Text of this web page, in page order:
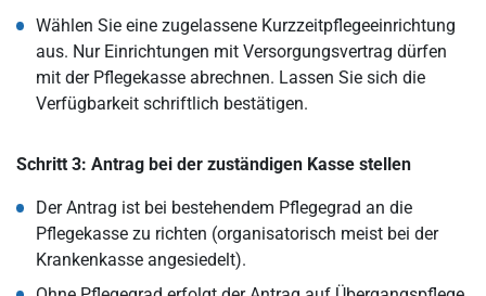
Wählen Sie eine zugelassene Kurzzeitpflegeeinrichtung
aus. Nur Einrichtungen mit Versorgungsvertrag dürfen
mit der Pflegekasse abrechnen. Lassen Sie sich die
Verfügbarkeit schriftlich bestätigen.
Schritt 3: Antrag bei der zuständigen Kasse stellen
Der Antrag ist bei bestehendem Pflegegrad an die
Pflegekasse zu richten (organisatorisch meist bei der
Krankenkasse angesiedelt).